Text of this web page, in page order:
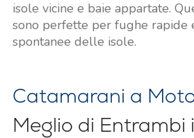
isole vicine e baie appartate.
sono perfette per fughe rapide
spontanee delle isole.
Catamarani a
Meglio di Entrambi